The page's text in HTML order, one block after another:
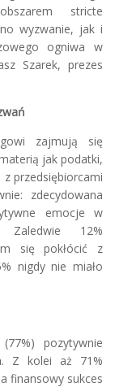
stricte
wyzwanie, jak i
ogniwa w
Szarek, prezes
zajmują się
jak podatki,
przedsiębiorcami
zdecydowana
emocje w
12%
się pokłócić z
nigdy nie miało
pozytywnie
Z kolei aż 71%
finansowy sukces